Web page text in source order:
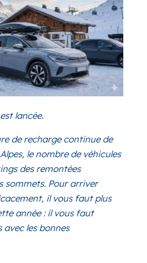
lancée.
de recharge continue de
le nombre de véhicules
des remontées
sommets. Pour arriver
il vous faut plus
année : il vous faut
les bonnes